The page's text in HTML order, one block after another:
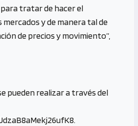
tratar de hacer el
mercados y de manera tal de
de precios y movimiento”,
pueden realizar a través del